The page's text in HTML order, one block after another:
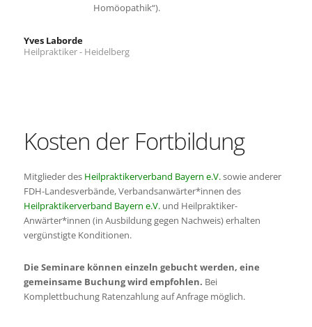
Homöopathik“).
Yves Laborde
Heilpraktiker - Heidelberg
Kosten der Fortbildung
Mitglieder des Heilpraktikerverband Bayern e.V.sowie anderer
FDH-Landesverbände, Verbandsanwärter*innen des
Heilpraktikerverband Bayern e.V.und Heilpraktiker-
Anwärter*innen (in Ausbildung gegen Nachweis) erhalten
vergünstigte Konditionen.
Die Seminare können einzeln gebucht werden, eine
gemeinsame Buchung wird empfohlen. Bei
Komplettbuchung Ratenzahlung auf Anfrage möglich.